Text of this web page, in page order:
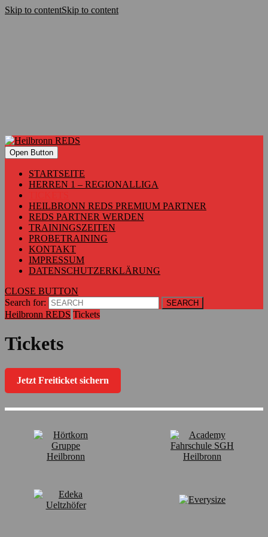
Skip to contentSkip to content
Open Button
STARTSEITE
HERREN 1 – REGIONALLIGA
HEILBRONN REDS PREMIUM PARTNER
REDS PARTNER WERDEN
TRAININGSZEITEN
PROBETRAINING
KONTAKT
IMPRESSUM
DATENSCHUTZERKLÄRUNG
CLOSE BUTTON
Search for:
Heilbronn REDS Tickets
Tickets
Jetzt Freiticket sichern